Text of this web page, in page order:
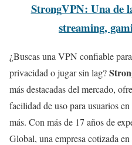
StrongVPN: Una de
streaming,
¿Buscas una VPN confiable
privacidad o jugar sin lag?
más destacadas del mercado,
facilidad de uso para usuarios
más. Con más de 17 años de
Global, una empresa cotizada